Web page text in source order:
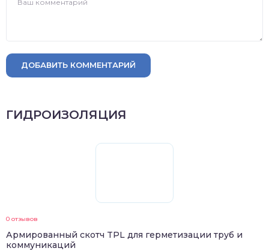
ДОБАВИТЬ КОММЕНТАРИЙ
ГИДРОИЗОЛЯЦИЯ
0 отзывов
Армированный скотч TPL для герметизации труб и
коммуникаций